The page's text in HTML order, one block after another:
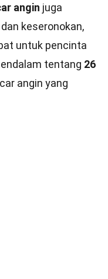
angin juga
keseronokan,
untuk pencinta
tentang 26
angin yang